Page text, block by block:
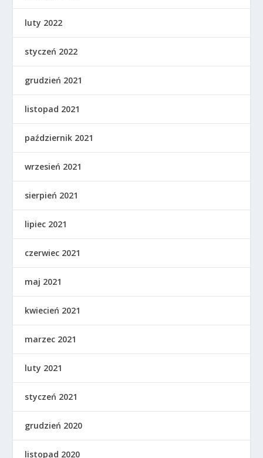
luty 2022
styczeń 2022
grudzień 2021
listopad 2021
październik 2021
wrzesień 2021
sierpień 2021
lipiec 2021
czerwiec 2021
maj 2021
kwiecień 2021
marzec 2021
luty 2021
styczeń 2021
grudzień 2020
listopad 2020